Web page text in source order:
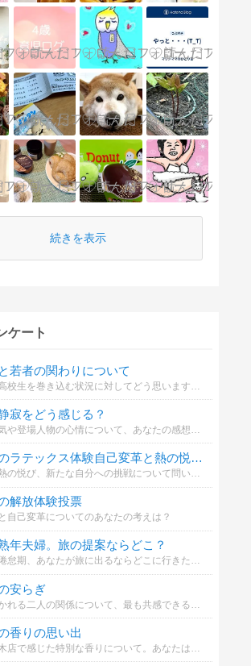
続きを表示
ケート
若者の関わりについて
寂をどう感じる？
物語の雰囲気や登場人物の心情について、あなたの感想を教えてください。
熟年女性のラテックス体験自己変革と熱の悦び、新たな自分への挑戦について問いかけます。
自己変革と熱の悦び、新たな自分への挑戦について問いかけます。
解放体験投票
自己変革についてのあなたの考えは？
年夫婦。旅の提案ならどこ？
熟年離婚、倦怠期、あなたが旅に出るならどこに行きたいか？夫婦結びfufumusubi 調律文学アンケート
安らぎ
香りの思い出